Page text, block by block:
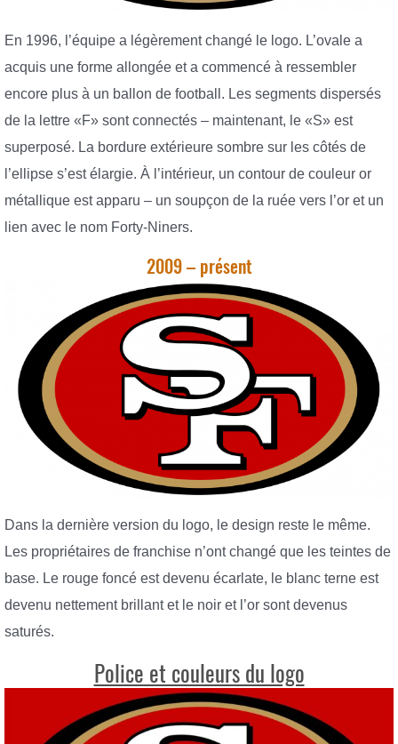
En 1996, l’équipe a légèrement changé le logo. L’ovale a
acquis une forme allongée et a commencé à ressembler
encore plus à un ballon de football. Les segments dispersés
de la lettre «F» sont connectés – maintenant, le «S» est
superposé. La bordure extérieure sombre sur les côtés de
l’ellipse s’est élargie. À l’intérieur, un contour de couleur or
métallique est apparu – un soupçon de la ruée vers l’or et un
lien avec le nom Forty-Niners.
2009 – présent
Dans la dernière version du logo, le design reste le même.
Les propriétaires de franchise n’ont changé que les teintes de
base. Le rouge foncé est devenu écarlate, le blanc terne est
devenu nettement brillant et le noir et l’or sont devenus
saturés.
Police et couleurs du logo